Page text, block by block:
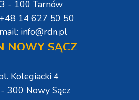
- 100 Tarnów
14 627 50 50
info@rdn.pl
NOWY SĄCZ
Kolegiacki 4
300 Nowy Sącz